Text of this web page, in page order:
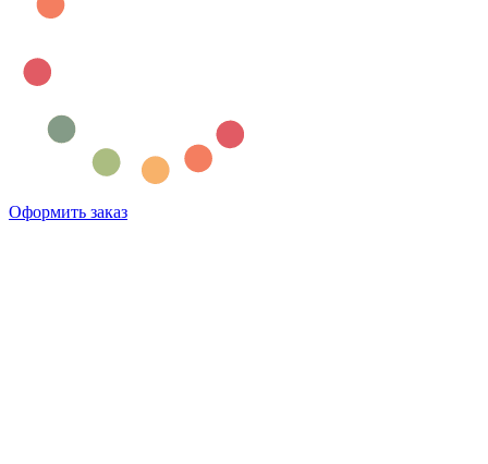
Оформить заказ